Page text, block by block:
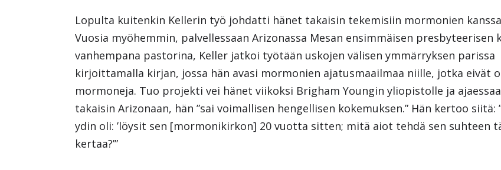
Lopulta kuitenkin Kellerin työ johdatti hänet takaisin tekemisiin mormonien
Vuosia myöhemmin, palvellessaan Arizonassa Mesan ensimmäisen presbyteerisen
vanhempana pastorina, Keller jatkoi työtään uskojen välisen ymmärryksen parissa
kirjoittamalla kirjan, jossa hän avasi mormonien ajatusmaailmaa niille, jotka eivät
mormoneja. Tuo projekti vei hänet viikoksi Brigham Youngin yliopistolle ja
takaisin Arizonaan, hän ”sai voimallisen hengellisen kokemuksen.” Hän kertoo siitä:
ydin oli: ’löysit sen [mormonikirkon] 20 vuotta sitten; mitä aiot tehdä sen suhteen
kertaa?’”